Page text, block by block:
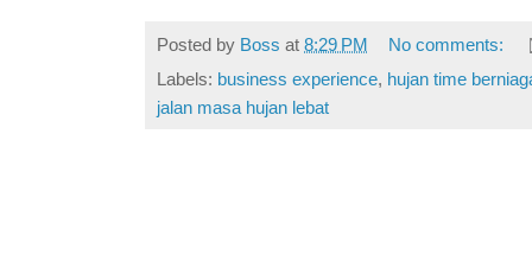
Posted by Boss at 8:29 PM
No comments:
Labels: business experience, hujan time
jalan masa hujan lebat